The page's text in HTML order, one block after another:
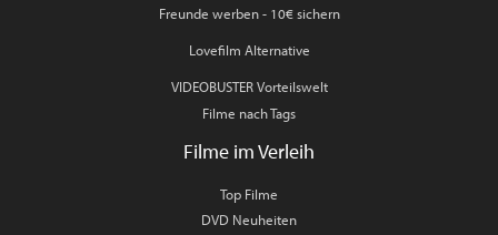
Freunde werben - 10€ sichern
Lovefilm Alternative
VIDEOBUSTER Vorteilswelt
Filme nach Tags
Filme im Verleih
Top Filme
DVD Neuheiten